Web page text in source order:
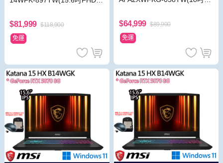
X5060/特仕版)
$81,999 $118,900
免運
D/RTX5060)
$64,999 $89,900
免運